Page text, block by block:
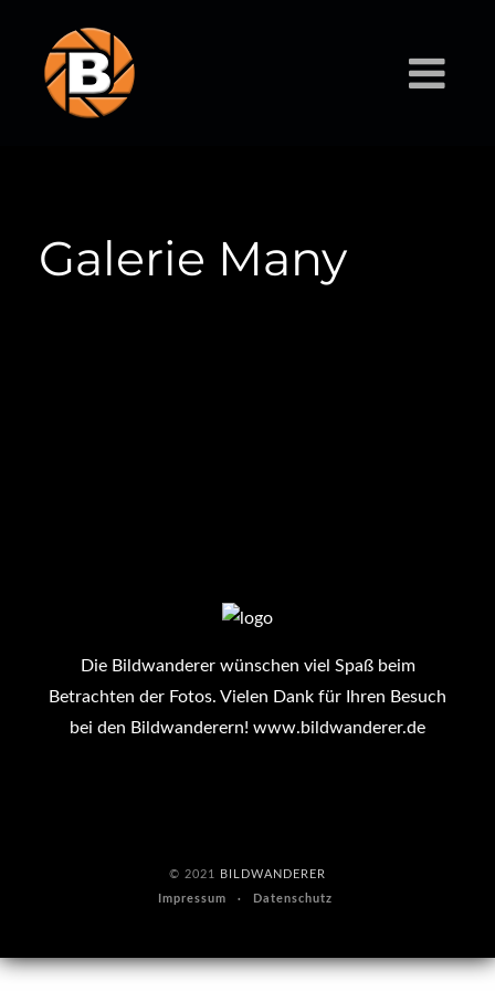
Galerie Many
Die Bildwanderer wünschen viel Spaß beim
Betrachten der Fotos. Vielen Dank für Ihren Besuch
bei den Bildwanderern! www.bildwanderer.de
© 2021
BILDWANDERER
Impressum
Datenschutz